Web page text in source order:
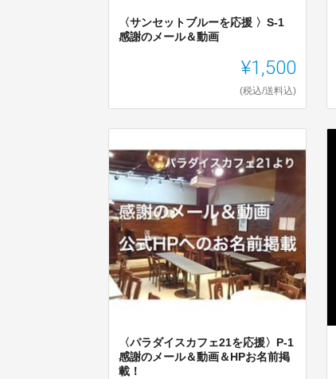
〈サンセットブルーを応援 〉S-1
感謝のメール＆動画
¥1,500
(税込/送料込)
〈パラダイスカフェ21を応援〉P-1
感謝のメール＆動画＆HPお名前掲
載！